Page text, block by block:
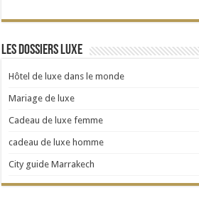
Les dossiers Luxe
Hôtel de luxe dans le monde
Mariage de luxe
Cadeau de luxe femme
cadeau de luxe homme
City guide Marrakech